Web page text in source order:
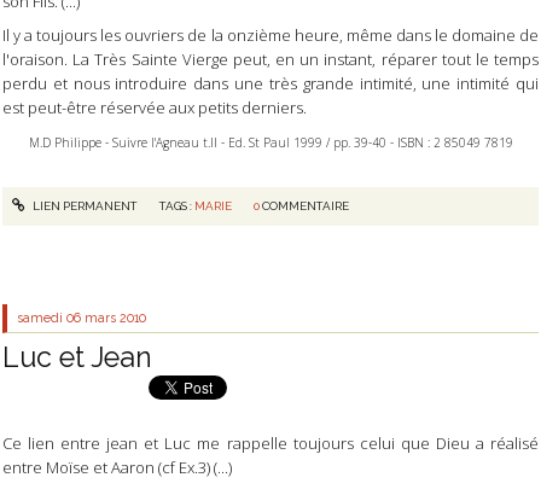
Il y a toujours les ouvriers de la onzième heure, même dans le domaine de
l'oraison. La Très Sainte Vierge peut, en un instant, réparer tout le temps
perdu et nous introduire dans une très grande intimité, une intimité qui
est peut-être réservée aux petits derniers.
M.D Philippe - Suivre l'Agneau t.II - Ed. St Paul 1999 / pp. 39-40 - ISBN : 2 85049 7819
LIEN PERMANENT TAGS : MARIE 0COMMENTAIRE
samedi 06 mars 2010
Luc et Jean
Ce lien entre jean et Luc me rappelle toujours celui que Dieu a réalisé
entre Moïse et Aaron (cf Ex.3) (...)